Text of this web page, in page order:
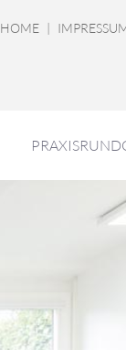
HOME |